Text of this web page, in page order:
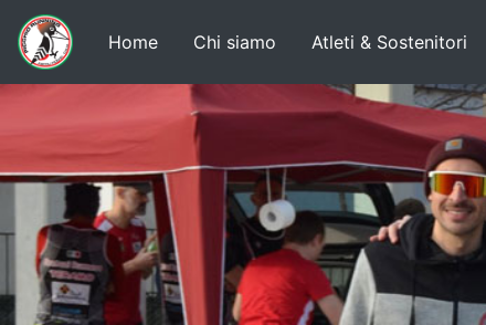
Home Chi siamo Atleti & Sostenitori